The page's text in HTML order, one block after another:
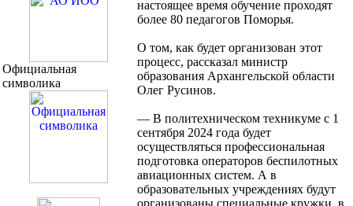
Официальная
символика
настоящее время обучение проходят
более 80 педагогов Поморья.
О том, как будет организован этот
процесс, рассказал министр
образования Архангельской области
Олег Русинов.
— В политехническом техникуме с 1
сентября 2024 года будет
осуществляться профессиональная
подготовка операторов беспилотных
авиационных систем. А в
образовательных учреждениях будут